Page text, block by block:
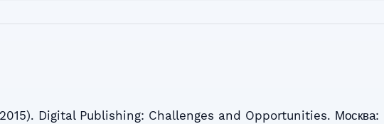
Digital Publishing: Challenges and Opportunities. Москва: